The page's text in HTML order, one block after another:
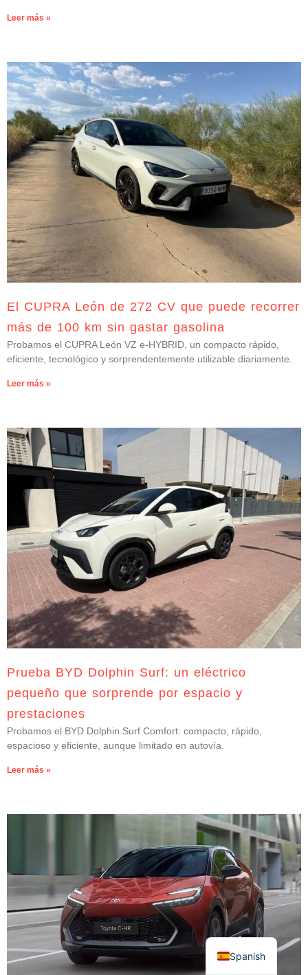
Leer más »
El CUPRA León de 272 CV que puede recorrer
más de 100 km sin gastar gasolina
Probamos el CUPRA León VZ e-HYBRID, un compacto rápido,
eficiente, tecnológico y sorprendentemente utilizable diariamente.
Leer más »
Prueba BYD Dolphin Surf: un eléctrico
pequeño que sorprende por espacio y
prestaciones
Probamos el BYD Dolphin Surf Comfort: compacto, rápido,
espacioso y eficiente, aunque limitado en autovía.
Leer más »
Spanish